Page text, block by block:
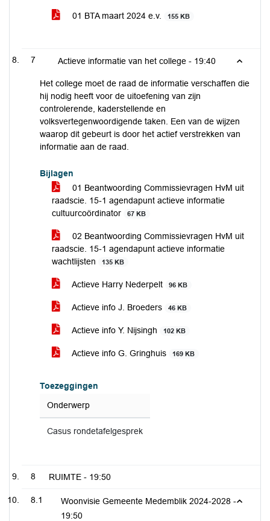
01 BTA maart 2024 e.v. 155 KB
7 Actieve informatie van het college - 19:40
Het college moet de raad de informatie verschaffen die
hij nodig heeft voor de uitoefening van zijn
controlerende, kaderstellende en
volksvertegenwoordigende taken. Een van de wijzen
waarop dit gebeurt is door het actief verstrekken van
informatie aan de raad.
Bijlagen
01 Beantwoording Commissievragen HvM uit
raadscie. 15-1 agendapunt actieve informatie
cultuurcoördinator
67 KB
02 Beantwoording Commissievragen HvM uit
raadscie. 15-1 agendapunt actieve informatie
wachtlijsten
135 KB
Actieve Harry Nederpelt 96 KB
Actieve info J. Broeders 46 KB
Actieve info Y. Nijsingh 102 KB
Actieve info G. Gringhuis 169 KB
Toezeggingen
Onderwerp
Casus rondetafelgesprek
8 RUIMTE - 19:50
8.1
Woonvisie Gemeente Medemblik 2024-2028 -
19:50